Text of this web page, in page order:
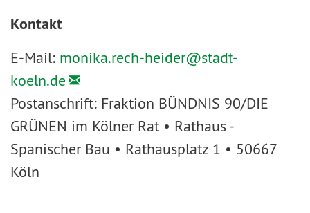
Kontakt
E-Mail: monika.rech-heider@stadt-
koeln.de
Postanschrift: Fraktion BÜNDNIS 90/DIE
GRÜNEN im Kölner Rat • Rathaus -
Spanischer Bau • Rathausplatz 1 • 50667
Köln